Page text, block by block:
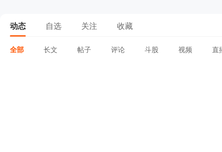
动态 自选 关注 收藏
全部 长文 帖子 评论 斗股 视频 直